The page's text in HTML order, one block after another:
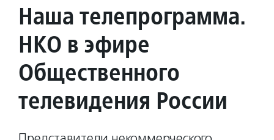
Наша телепрограмма.
НКО в эфире
Общественного
телевидения России